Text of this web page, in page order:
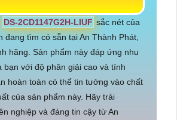
DS-2CD1147G2H-LIUF sắc nét của
đang tìm có sẵn tại An Thành Phát,
hãng. Sản phẩm này đáp ứng nhu
bạn với độ phân giải cao và tính
hoàn toàn có thể tin tưởng vào chất
của sản phẩm này. Hãy trải
nghiệp và đáng tin cậy từ An